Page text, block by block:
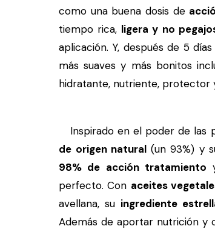
como una buena dosis de
tiempo rica, ligera y no
aplicación. Y, después de 5
más suaves y más bonitos
hidratante, nutriente, protector
Inspirado en el poder de las
de origen natural (un 93%) y
98% de acción tratamiento
perfecto. Con aceites
avellana, su ingrediente
Además de aportar nutrición